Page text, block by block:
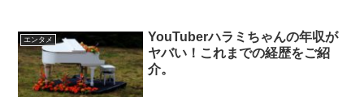
エンタメ
YouTuberハラミちゃんの年収が
ヤバい！これまでの経歴をご紹
介。